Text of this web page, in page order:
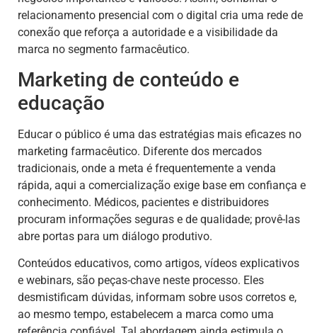
relacionamento presencial com o digital cria uma rede de
conexão que reforça a autoridade e a visibilidade da
marca no segmento farmacêutico.
Marketing de conteúdo e
educação
Educar o público é uma das estratégias mais eficazes no
marketing farmacêutico. Diferente dos mercados
tradicionais, onde a meta é frequentemente a venda
rápida, aqui a comercialização exige base em confiança e
conhecimento. Médicos, pacientes e distribuidores
procuram informações seguras e de qualidade; provê-las
abre portas para um diálogo produtivo.
Conteúdos educativos, como artigos, vídeos explicativos
e webinars, são peças-chave neste processo. Eles
desmistificam dúvidas, informam sobre usos corretos e,
ao mesmo tempo, estabelecem a marca como uma